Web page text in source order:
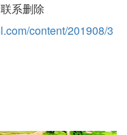
系删除
content/201908/3